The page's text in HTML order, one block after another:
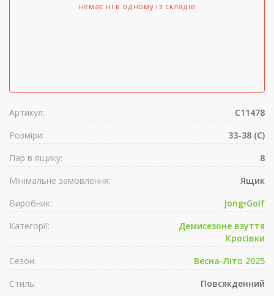
немає ні в одному iз складів
Артикул:
C11478
Розміри:
33-38 (C)
Пар в ящику:
8
Мінімальне замовлення:
Ящик
Виробник:
Jong•Golf
Категорії:
Демисезонe взуття
Кросівки
Сезон:
Весна-Літо 2025
Стиль:
Повсякденний